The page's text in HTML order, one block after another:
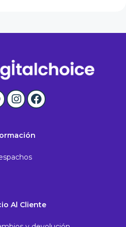
Al Cliente